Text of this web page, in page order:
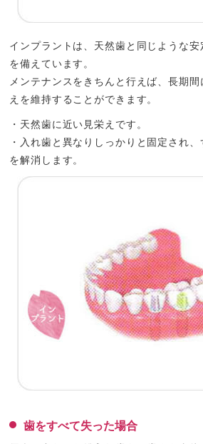
インプラントは、天然歯と同じような安
を備えています。
メンテナンスをきちんと行えば、長期
えを維持することができます。
・天然歯に近い見栄えです。
・入れ歯と異なりしっかりと固定され
を解消します。
歯をすべて失った場合